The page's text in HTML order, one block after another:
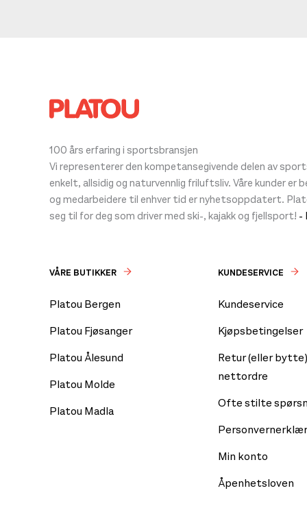
100 års erfaring i sportsbransjen
Vi representerer den kompetansegivende delen av
enkelt, allsidig og naturvennlig friluftsliv. Våre kunder
og medarbeidere til enhver tid er nyhetsoppdatert.
seg til for deg som driver med ski-, kajakk og fjellsport! -
VÅRE BUTIKKER
Platou Bergen
Platou Fjøsanger
Platou Ålesund
Platou Molde
Platou Madla
KUNDESERVICE
Kundeservice
Kjøpsbetingelser
Retur (eller
nettordre
Ofte stilte
Min konto
Åpenhetsloven